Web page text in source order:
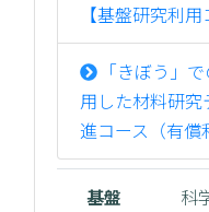
【基盤研究利
「きぼう」
用した材料研
進コース（有償
基盤
科